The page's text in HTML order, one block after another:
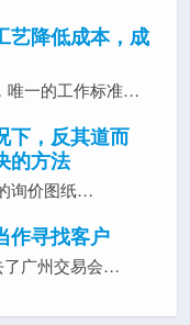
艺降低成本，成
唯一的工作标准…
下，反其道而
的方法
询价图纸…
作寻找客户
了广州交易会…